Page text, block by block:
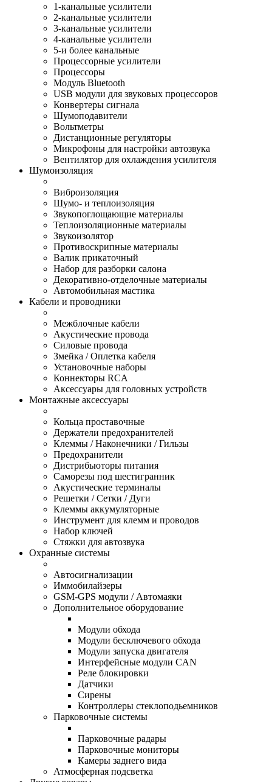
1-канальные усилители
2-канальные усилители
3-канальные усилители
4-канальные усилители
5-и более канальные
Процессорные усилители
Процессоры
Модуль Bluetooth
USB модули для звуковых процессоров
Конвертеры сигнала
Шумоподавители
Вольтметры
Дистанционные регуляторы
Микрофоны для настройки автозвука
Вентилятор для охлаждения усилителя
Шумоизоляция
Виброизоляция
Шумо- и теплоизоляция
Звукопоглощающие материалы
Теплоизоляционные материалы
Звукоизолятор
Противоскрипные материалы
Валик прикаточный
Набор для разборки салона
Декоративно-отделочные материалы
Автомобильная мастика
Кабели и проводники
Межблочные кабели
Акустические провода
Силовые провода
Змейка / Оплетка кабеля
Установочные наборы
Коннекторы RCA
Аксессуары для головных устройств
Монтажные аксессуары
Кольца проставочные
Держатели предохранителей
Клеммы / Наконечники / Гильзы
Предохранители
Дистрибьюторы питания
Саморезы под шестигранник
Акустические терминалы
Решетки / Сетки / Дуги
Клеммы аккумуляторные
Инструмент для клемм и проводов
Набор ключей
Стяжки для автозвука
Охранные системы
Автосигнализации
Иммобилайзеры
GSM-GPS модули / Автомаяки
Дополнительное оборудование
Модули обхода
Модули бесключевого обхода
Модули запуска двигателя
Интерфейсные модули CAN
Реле блокировки
Датчики
Сирены
Контроллеры стеклоподьемников
Парковочные системы
Парковочные радары
Парковочные мониторы
Камеры заднего вида
Атмосферная подсветка